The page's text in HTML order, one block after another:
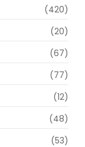
(420)
(20)
(67)
(77)
(12)
(48)
(53)